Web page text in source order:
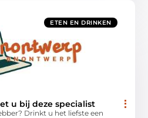
ETEN EN DRINKEN
u bij deze specialist
Drinkt u het liefste een